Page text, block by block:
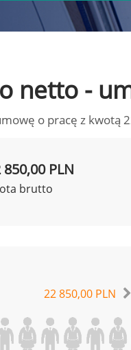
netto -
o pracę z kwotą
850,00 PLN
brutto
22 850,00 PLN